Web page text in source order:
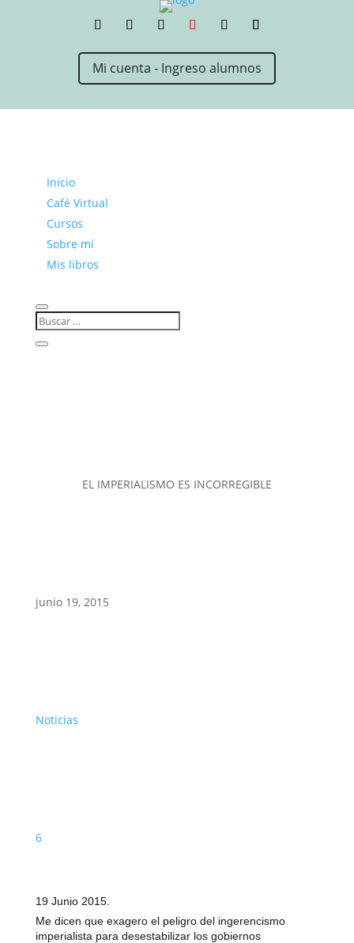
Mi cuenta - Ingreso alumnos
Inicio
Café Virtual
Cursos
Sobre mí
Mis libros
EL IMPERIALISMO ES INCORREGIBLE
junio 19, 2015
Noticias
6
19 Junio 2015.
Me dicen que exagero el peligro del ingerencismo
imperialista para desestabilizar los gobiernos